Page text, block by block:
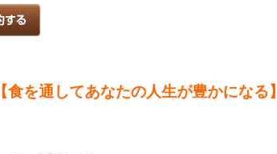
【食を通してあなたの人生が豊かになる】